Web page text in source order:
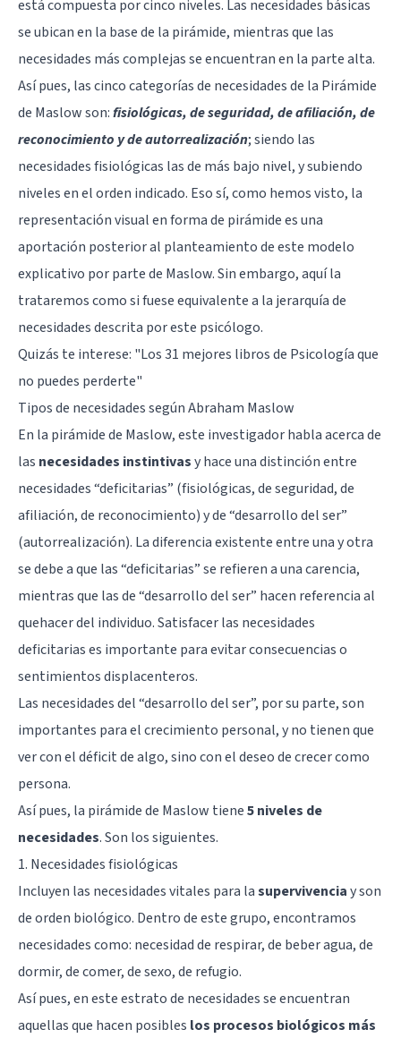
está compuesta por cinco niveles. Las necesidades básicas
se ubican en la base de la pirámide, mientras que las
necesidades más complejas se encuentran en la parte alta.
Así pues, las cinco categorías de necesidades de la Pirámide
de Maslow son:fisiológicas, de seguridad, de afiliación, de
reconocimiento y de autorrealización; siendo las
necesidades fisiológicas las de más bajo nivel, y subiendo
niveles en el orden indicado. Eso sí, como hemos visto, la
representación visual en forma de pirámide es una
aportación posterior al planteamiento de este modelo
explicativo por parte de Maslow. Sin embargo, aquí la
trataremos como si fuese equivalente a la jerarquía de
necesidades descrita por este psicólogo.
Quizás te interese: "Los 31 mejores libros de Psicología que
no puedes perderte"
Tipos de necesidades según Abraham Maslow
En la pirámide de Maslow, este investigador habla acerca de
las necesidades instintivasy hace una distinción entre
necesidades “deficitarias” (fisiológicas, de seguridad, de
afiliación, de reconocimiento) y de “desarrollo del ser”
(autorrealización). La diferencia existente entre una y otra
se debe a que las “deficitarias” se refieren a una carencia,
mientras que las de “desarrollo del ser” hacen referencia al
quehacer del individuo. Satisfacer las necesidades
deficitarias es importante para evitar consecuencias o
sentimientos displacenteros.
Las necesidades del “desarrollo del ser”, por su parte, son
importantes para el crecimiento personal, y no tienen que
ver con el déficit de algo, sino con el deseo de crecer como
persona.
Así pues, la pirámide de Maslow tiene5 niveles de
necesidades. Son los siguientes.
1. Necesidades fisiológicas
Incluyen las necesidades vitales para lasupervivenciay son
de orden biológico. Dentro de este grupo, encontramos
necesidades como: necesidad de respirar, de beber agua, de
dormir, de comer, de sexo, de refugio.
Así pues, en este estrato de necesidades se encuentran
aquellas que hacen posibles los procesos biológicos más